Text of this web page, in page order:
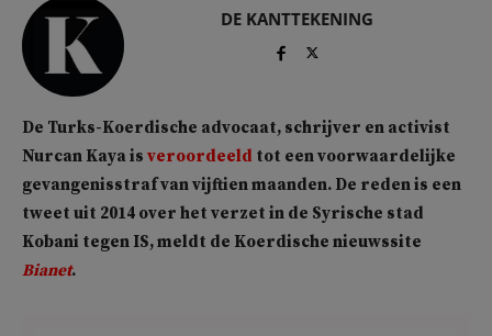
DE KANTTEKENING
De Turks-Koerdische advocaat, schrijver en activist
Nurcan Kaya is veroordeeld tot een voorwaardelijke
gevangenisstraf van vijftien maanden. De reden is een
tweet uit 2014 over het verzet in de Syrische stad
Kobani tegen IS, meldt de Koerdische nieuwssite
Bianet.